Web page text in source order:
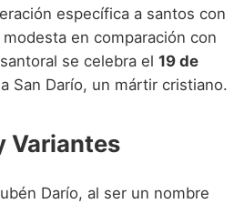
específica a santos con
en comparación con
se celebra el 19 de
San Darío, un mártir cristiano.
Variantes
Darío, al ser un nombre